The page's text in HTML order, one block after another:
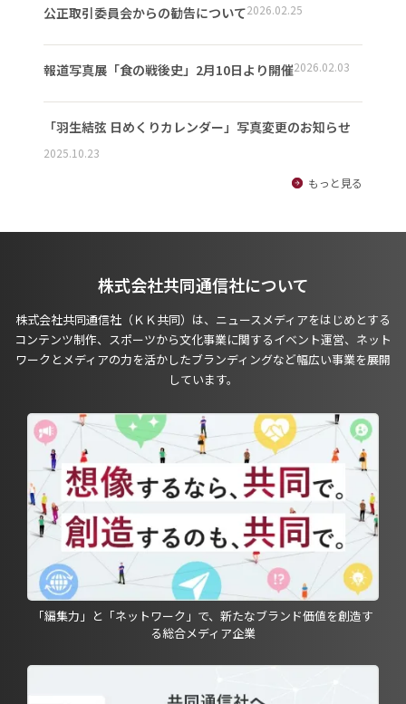
公正取引委員会からの勧告について2026.02.25
報道写真展「食の戦後史」2月10日より開催2026.02.03
「羽生結弦 日めくりカレンダー」写真変更のお知らせ
2025.10.23
もっと見る
株式会社共同通信社について
株式会社共同通信社（ＫＫ共同）は、ニュースメディアをはじめとする
コンテンツ制作、スポーツから文化事業に関するイベント運営、ネット
ワークとメディアの力を活かしたブランディングなど幅広い事業を展開
しています。
「編集力」と「ネットワーク」で、新たなブランド価値を創造す
る総合メディア企業